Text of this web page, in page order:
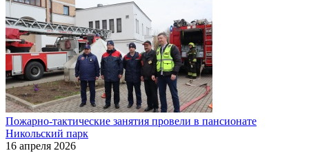
Пожарно-тактические занятия провели в пансионате
Никольский парк
16 апреля 2026